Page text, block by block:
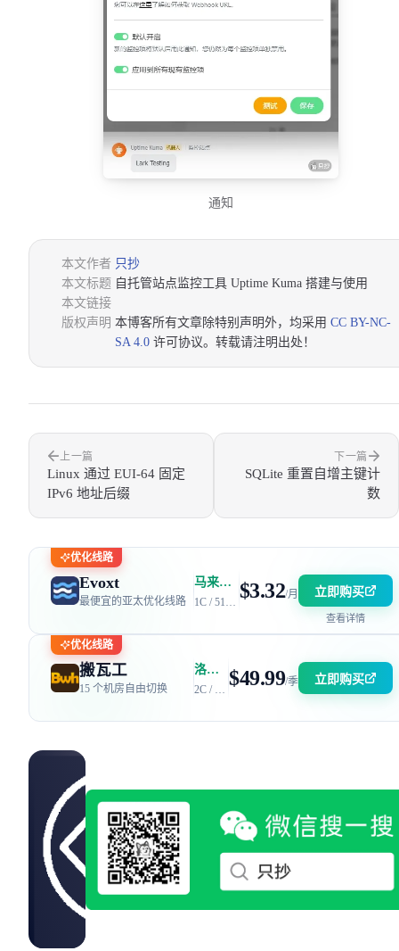
通知
本文作者 只抄
本文标题 自托管站点监控工具 Uptime Kuma 搭建与使用
本文链接
版权声明 本博客所有文章除特别声明外，均采用 CC BY-NC-
SA 4.0 许可协议。转载请注明出处！
上一篇
Linux 通过 EUI-64 固定
IPv6 地址后缀
下一篇
SQLite 重置自增主键计
数
优化线路
Evoxt
最便宜的亚太优化线路
马来西亚 | 电信 GIA + 联通 9929 | 优惠码：AFF2377-DEV
1C / 512MB / 5GB SSD / 150GB 流量 $3.32/月 立即购买
查看详情
优化线路
搬瓦工
15 个机房自由切换
洛杉矶 DC6 机房 | 电信 / 联通 CN2 GIA + 移动 CMIN2
2C / 2GB / 40GB SSD / 2.5TB 流量 $49.99/季 立即购买